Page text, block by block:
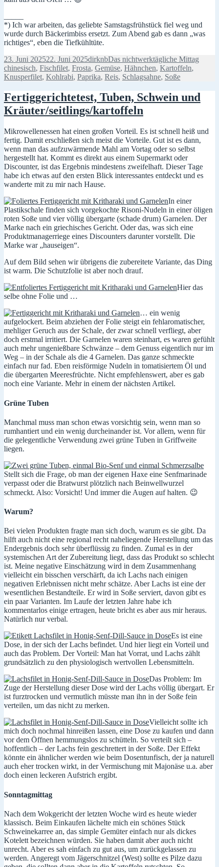
*) Ich war arbeiten, das geliebte Samstagsfrühstück fiel weg und
wurde durch Bäckerimbiss ersetzt. Zum Abend gab es dann „was
richtiges“, eben die Tiefkühltüte.
Veröffentlicht
am
23. Juni 202522. Juni 2025Autor
dirknbKategorien
Das nichtwerktägliche Mittag
chinesisch, Fischfilet, Frosta, Gemüse, Hähnchen, Kartoffeln,
Knusperfilet, Kohlrabi, Paprika, Reis, Schlagsahne, Soße
Fertiggerichtetest, Tuben, Schwein und
Kräuter/seitlings/kartoffeln
Mikrowellenessen hat einen großen Vorteil. Es ist schnell heiß und
fertig. Damit erschließen sich meist die Vorteile. Gut ist es dann,
wenn man das aufzuwärmende Mahl am Vortag oder so selbst
hergestellt hat. Kommt es direkt aus einem Supermarkt oder
Discounter, ist das Ergebnis mindestens zweifelhaft. Dieser Tage
habe ich etwas auf den ersten Blick interessantes entdeckt und es
wanderte mit zu mir nach Hause.
In einer
Plastikschale finden sich vorgekochte Risoni-Nudeln in einer öligen
roten Soße und vier völlig übergarte (schade drum) Garnelen. Der
Marke nach ein griechisches Gericht. Oder das, was sich eine
Produktmanagerriege eines Discounters darunter vorstellt. Die
Marke war „hauseigen“.
Auf dem Bild sehen wir übrigens die zubereitete Variante, das Ding
ist warm. Die Schutzfolie ist aber noch drauf.
Hier das
selbe ohne Folie und …
… ein wenig
aufgelockert. Beim abziehen der Folie steigt ein fehlaromatischer,
mehliger Geruch aus der Schale, der zwar schnell verfliegt, aber
doch erstmal irritiert. Die Garnelen waren steinhart, es waren gefühlt
auch mehr ungenießbare Schwänze – dem Genuss eigentlich nur im
Weg – in der Schale als die 4 Garnelen. Das ganze schmeckte
einfach nur fad. Eben reisförmige Nudeln in tomatisiertem Öl und
die übergarten Meeresfrüchte. Nicht empfehlenswert, aber es gab
noch eine Variante. Mehr in einem der nächsten Artikel.
Grüne Tuben
Manchmal muss man schon etwas vorsichtig sein, wenn man so
rumhantiert und ein wenig durcheinander ist. Vor allem, wenn für
die gelegentliche Verwendung zwei grüne Tuben in Griffweite
liegen.
Stellt sich die Frage, ob man der eigenen Haxe eine Senfmarinade
verpasst oder die Bratwurst plötzlich nach Beinwellwurzel
schmeckt. Also: Vorsicht! Und immer die Augen auf halten. 😉
Warum?
Bei vielen Produkten fragte man sich doch, warum es sie gibt. Da
hilft auch nicht eine regional recht naheliegende Herstellung um das
Endergebnis doch sehr überflüssig zu finden. Zumal es in der
systemischen Art der Zubereitung liegt, dass das Produkt so schlecht
ist. Meine negative Einschätzung wird in dem Zusammenhang
vielleicht ein bisschen verschärft, da ich Lachs nach einigen
negativen Erlebnissen nicht mehr schätze. Aber Lachs ist eine der
wesentlichen Bestandteile. Er wird in Soße serviert, davon gibt es
ein paar Varianten. Im Laufe der letzten Jahre habe ich
kommentarlos einige ertragen, heute bricht es aber aus mir heraus.
Natürlich nur verbal.
Es ist eine
Dose, in der sich der Lachs befindet. Und hier liegt ein Vorteil und
auch das Problem. Der Vorteil: Man hat Vorrat, und Lachs zählt
grundsätzlich zu den physiologisch wertvollen Lebensmitteln.
Das Problem: Im
Zuge der Herstellung dieser Dose wird der Lachs völlig übergart. Er
ist furztrocken und vermutlich müsste man ihn in der Soße fein
verteilen, um das nicht zu merken.
Vielleicht sollte ich
mich doch nochmal hinreißen lassen, eine Dose zu kaufen und dann
vor dem Öffnen hemmungslos zu schütteln. So verteilt sich –
hoffentlich – der Lachs fein geschrettert in der Soße. Der Effekt
könnte ein ähnlicher werden wie beim Dosentunfisch, der ja naturell
auch eher trocken wirkt, in der Vermischung mit Majonäse u.a. aber
doch einen leckeren Aufstrich ergibt.
Sonntagmittag
Nach dem Wokgericht der letzten Woche wird es heute wieder
klassisch. Beim Einkaufen lächelte mich ein schönes Stück
Schweinekarree an, das simple Gemüter einfach nur als dickes
Kotelett bezeichnen würden. Sie haben damit aber auch nicht
unrecht. Aber es sah einfach zu gut aus, um zurückgelassen zu
werden. Angeregt vom Jägerschnitzel (West) sollte es Pilze dazu